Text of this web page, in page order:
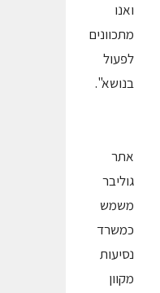
ואנו
מתכוונים
לפעול
בנושא".
אתר
גוליבר
משמש
כמשרד
נסיעות
מקוון